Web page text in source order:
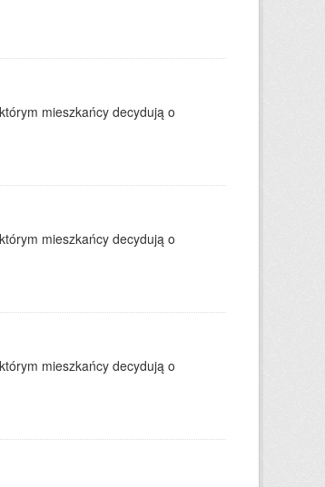
mieszkańcy decydują o
mieszkańcy decydują o
mieszkańcy decydują o